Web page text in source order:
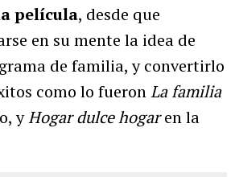
película, desde que
en su mente la idea de
de familia, y convertirlo
como lo fueronLa familia
yHogar dulce hogaren la